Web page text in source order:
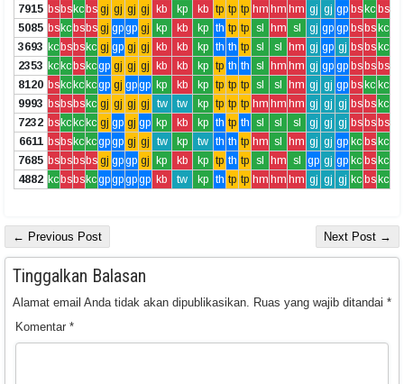
7915 bsbskcbs gj gj gj gj kb kp kb tp tp tp hm hm hm gj gj gp bskc bs
5085 bskcbsbs gj gpgp gj kp kb kp th tp tp sl hm sl gj gp gp bsbskc
3693 kcbsbskc gj gp gj gj kb kb kp th th tp sl sl hm gj gp gj bsbskc
2353 kckcbskcgp gj gj gj kb kb kp tp th th sl hm hm gj gp gp bsbsbs
8120 bskckckcgp gj gpgp kp kb kp tp tp tp sl sl hm gj gj gp bskc kc
9993 bsbsbskc gj gj gj gj tw tw kp tp tp tp hm hm hm gj gj gj bsbskc
7232 bskckckc gj gp gj gp kp kb kp th tp th sl sl sl gj gj gj bsbsbs
6611 bsbskckcgpgp gj gj tw kp tw th th tp hm sl hm gj gj gp kc bskc
7685 bsbsbsbs gj gpgp gj kp kb kp tp th tp sl hm sl gp gj gp kc bskc
4882 kcbsbskcgpgpgpgp kb tw kp th tp tp hm hm hm gj gj gj kc bskc
← Previous Post Next Post →
Tinggalkan Balasan
Alamat email Anda tidak akan dipublikasikan. Ruas yang wajib ditandai *
Komentar *